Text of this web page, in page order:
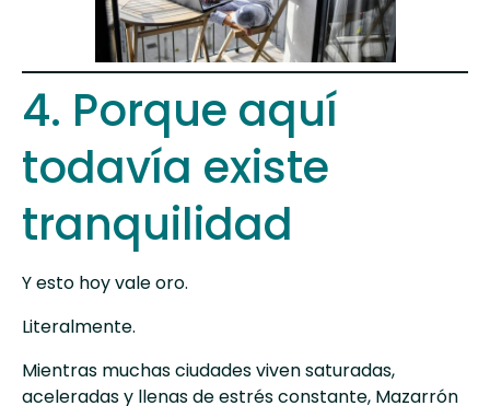
4. Porque aquí
todavía existe
tranquilidad
Y esto hoy vale oro.
Literalmente.
Mientras muchas ciudades viven saturadas,
aceleradas y llenas de estrés constante, Mazarrón